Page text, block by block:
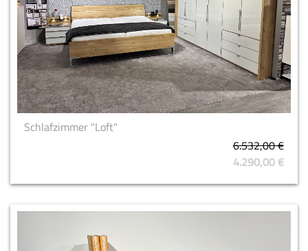
Schlafzimmer "Loft"
6.532,00 €
4.290,00 €